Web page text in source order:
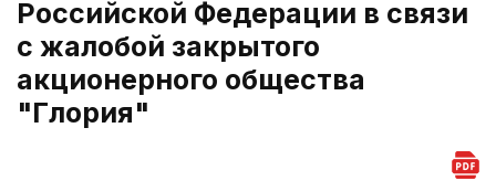
Российской Федерации в связи
с жалобой закрытого
акционерного общества
"Глория"